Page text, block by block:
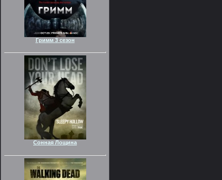
Гримм 3 сезон
Сонная Лощина